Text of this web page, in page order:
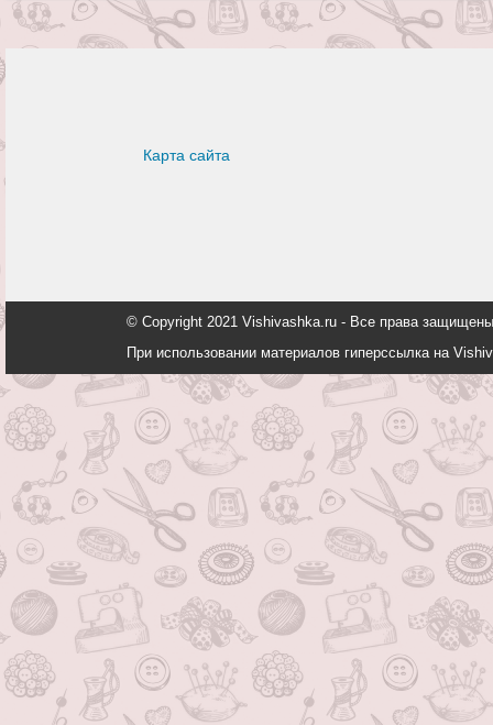
Карта сайта
© Copyright 2021 Vishivashka.ru - Все права
При использовании материалов гиперссылка на